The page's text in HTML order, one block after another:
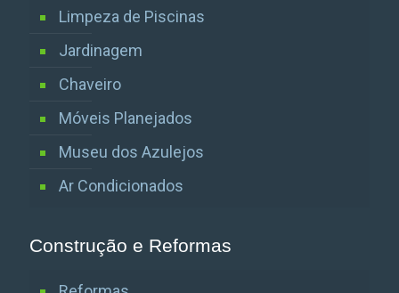
Limpeza de Piscinas
Jardinagem
Chaveiro
Móveis Planejados
Museu dos Azulejos
Ar Condicionados
Construção e Reformas